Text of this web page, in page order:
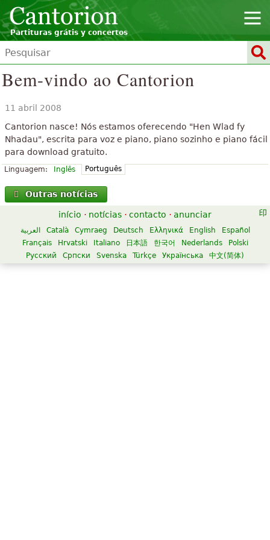
Partituras grátis y concertos
Bem-vindo ao Cantorion
11 abril 2008
Cantorion nasce! Nós estamos oferecendo "Hen Wlad fy
Nhadau", escrita para voz e piano, piano sozinho e piano fácil
para download gratuito.
Linguagem: Inglês Português
Outras notícias
início · notícias · contacto · anunciar
العربية Català Cymraeg Deutsch Ελληνικά English
Español
Français
Hrvatski Italiano 日本語 한국어 Nederlands
Polski
Русский
Српски Svenska Türkçe Українська 中文(简体)